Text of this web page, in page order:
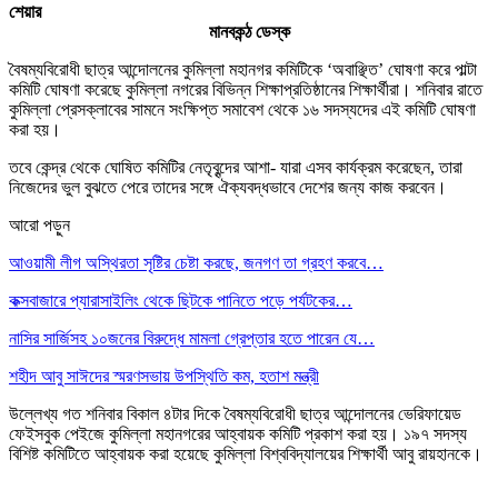
শেয়ার
মানবকন্ঠ ডেস্ক
বৈষম্যবিরোধী ছাত্র আন্দোলনের কুমিল্লা মহানগর কমিটিকে ‘অবাঞ্ছিত’ ঘোষণা করে পাল্টা
কমিটি ঘোষণা করেছে কুমিল্লা নগরের বিভিন্ন শিক্ষাপ্রতিষ্ঠানের শিক্ষার্থীরা। শনিবার রাতে
কুমিল্লা প্রেসক্লাবের সামনে সংক্ষিপ্ত সমাবেশ থেকে ১৬ সদস্যদের এই কমিটি ঘোষণা
করা হয়।
তবে কেন্দ্র থেকে ঘোষিত কমিটির নেতৃবৃন্দের আশা- যারা এসব কার্যক্রম করেছেন, তারা
নিজেদের ভুল বুঝতে পেরে তাদের সঙ্গে ঐক্যবদ্ধভাবে দেশের জন্য কাজ করবেন।
আরো পড়ুন
আওয়ামী লীগ অস্থিরতা সৃষ্টির চেষ্টা করছে, জনগণ তা গ্রহণ করবে…
কক্সবাজারে প্যারাসাইলিং থেকে ছিটকে পানিতে পড়ে পর্যটকের…
নাসির সার্জিসহ ১০জনের বিরুদ্ধে মামলা গ্রেপ্তার হতে পারেন যে…
শহীদ আবু সাঈদের স্মরণসভায় উপস্থিতি কম, হতাশ মন্ত্রী
উল্লেখ্য গত শনিবার বিকাল ৪টার দিকে বৈষম্যবিরোধী ছাত্র আন্দোলনের ভেরিফায়েড
ফেইসবুক পেইজে কুমিল্লা মহানগরের আহ্বায়ক কমিটি প্রকাশ করা হয়। ১৯৭ সদস্য
বিশিষ্ট কমিটিতে আহ্বায়ক করা হয়েছে কুমিল্লা বিশ্ববিদ্যালয়ের শিক্ষার্থী আবু রায়হানকে।